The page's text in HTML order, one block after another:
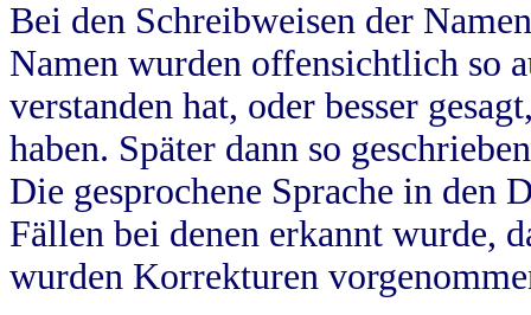
Bei den Schreibweisen der
Namen wurden offensichtlich so
verstanden hat, oder besser
haben. Später dann so
Die gesprochene Sprache in
Fällen bei denen erkannt wurde,
wurden Korrekturen